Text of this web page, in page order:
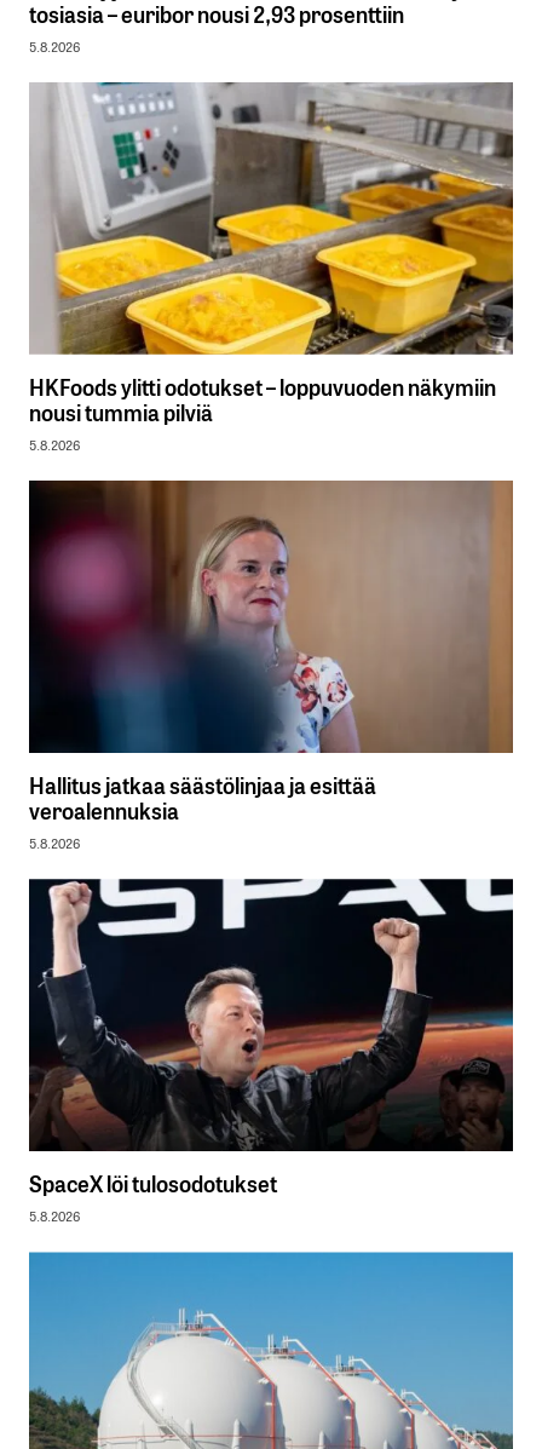
tosiasia – euribor nousi 2,93 prosenttiin
5.8.2026
HKFoods ylitti odotukset – loppuvuoden näkymiin
nousi tummia pilviä
5.8.2026
Hallitus jatkaa säästölinjaa ja esittää
veroalennuksia
5.8.2026
SpaceX löi tulosodotukset
5.8.2026